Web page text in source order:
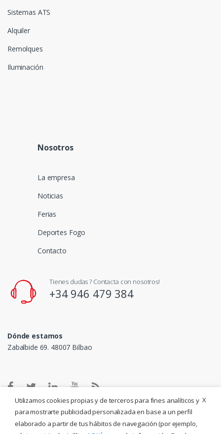
Sistemas ATS
Alquiler
Remolques
Iluminación
Nosotros
La empresa
Noticias
Ferias
Deportes Fogo
Contacto
Tienes dudas ? Contacta con nosotros!
+34 946 479 384
Dónde estamos
Zabalbide 69. 48007 Bilbao
X
Utilizamos cookies propias y de terceros para fines analíticos y
para mostrarte publicidad personalizada en base a un perfil
elaborado a partir de tus hábitos de navegación (por ejemplo,